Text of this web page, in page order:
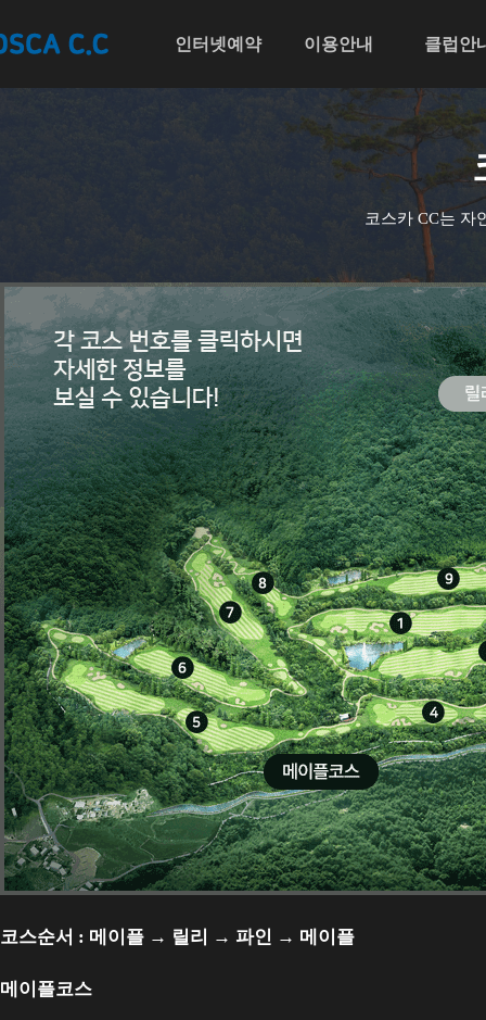
인터넷예약 이용안내 클럽안
인터넷예약 이용안내
코스카 CC는 자
코스순서 : 메이플 → 릴리 → 파인 → 메이플
메이플코스